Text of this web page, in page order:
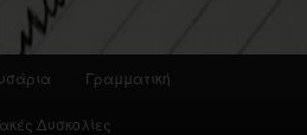
Γραμματική
Δυσκολίες